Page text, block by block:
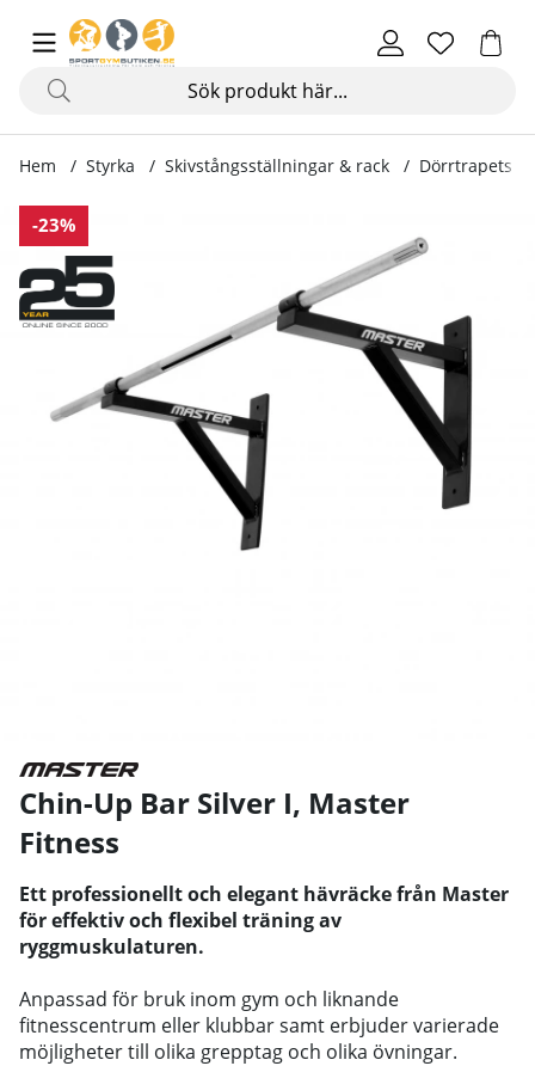
Hem Styrka Skivstångsställningar & rack Dörrtrapets &
-23%
Produktbilder Chin-Up Bar Silver I
Chin-Up Bar Silver I, Master
Fitness
Ett professionellt och elegant hävräcke från Master
för effektiv och flexibel träning av
ryggmuskulaturen.
Anpassad för bruk inom gym och liknande
fitnesscentrum eller klubbar samt erbjuder varierade
möjligheter till olika grepptag och olika övningar.